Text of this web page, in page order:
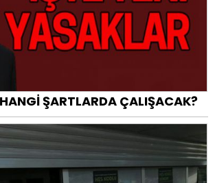
ŞARTLARDA ÇALIŞACAK?